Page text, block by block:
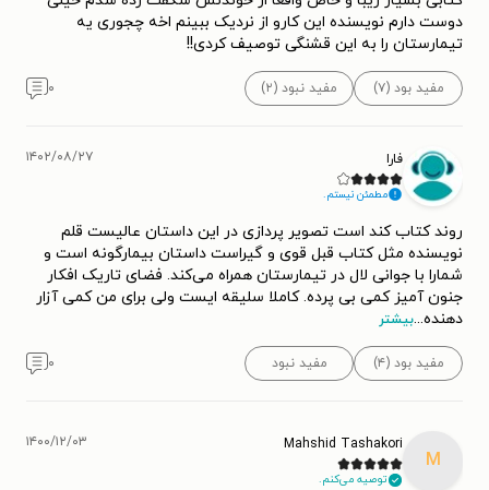
دوست دارم نویسنده این کارو از نردیک ببینم اخه چجوری یه
تیمارستان را به این قشنگی توصیف کردی!!
مفید بود (۷) مفید نبود (۲) ۰
فارا
مطمئن نیستم.
۱۴۰۲/۰۸/۲۷
روند کتاب کند است تصویر پردازی در این داستان عالیست قلم
نویسنده مثل کتاب قبل قوی و گیراست داستان بیمارگونه است و
شمارا با جوانی لال در تیمارستان همراه می‌کند. فضای تاریک افکار
جنون آمیز کمی بی پرده. کاملا سلیقه ایست ولی برای من کمی آزار
دهنده...بیشتر
مفید بود (۴) مفید نبود ۰
M
Mahshid Tashakori
توصیه می‌کنم.
۱۴۰۰/۱۲/۰۳